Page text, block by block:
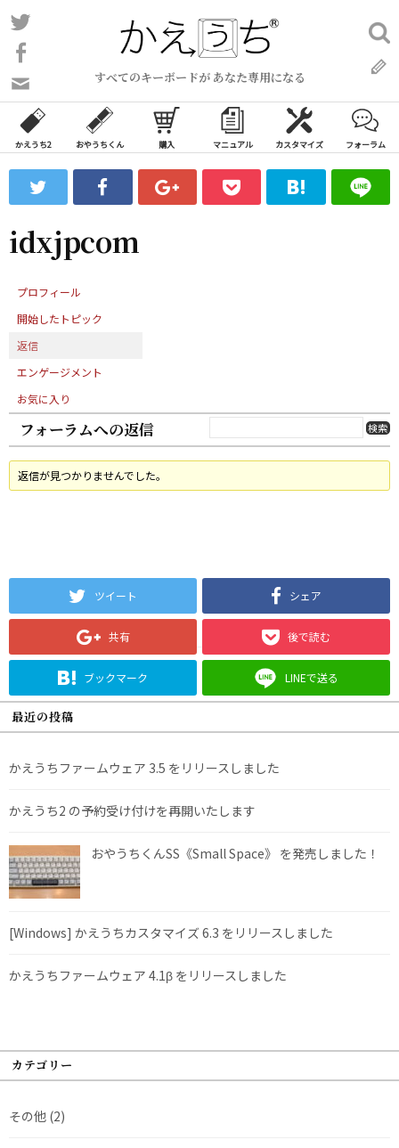
コ
ン
ン
ツ
ス
ッ
プ
すべてのキーボードが あなた専用になる
い
合
わ
フ
ォ
ム
検
索:
かえうち2 おやうちくん 購入 マニュアル カスタマイズ フォーラム
idxjpcom
プロフィール
開始したトピック
返信
エンゲージメント
お気に入り
フォーラムへの返信
返信が見つかりませんでした。
ツイート シェア
共有 後で読む
ブックマーク LINEで送る
最近の投稿
かえうちファームウェア 3.5 をリリースしました
かえうち2 の予約受け付けを再開いたします
おやうちくんSS《Small Space》 を発売しました！
[Windows] かえうちカスタマイズ 6.3 をリリースしました
かえうちファームウェア 4.1β をリリースしました
カテゴリー
その他 (2)